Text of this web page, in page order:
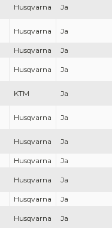
Husqvarna Ja
Husqvarna Ja
Husqvarna Ja
Husqvarna Ja
KTM Ja
Husqvarna Ja
Husqvarna Ja
Husqvarna Ja
Husqvarna Ja
Husqvarna Ja
Husqvarna Ja